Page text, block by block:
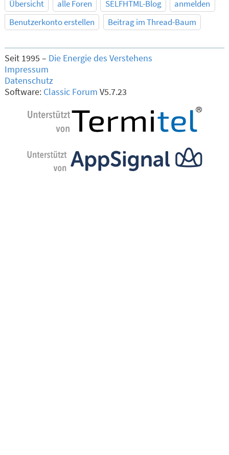
Übersicht alle Foren SELFHTML-Blog
anmelden
Benutzerkonto erstellen
Beitrag im Thread-Baum
Seit 1995 – Die Energie des Verstehens
Impressum
Datenschutz
Software: Classic Forum V5.7.23